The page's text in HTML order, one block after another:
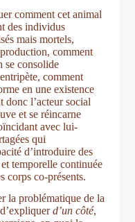
comment cet animal
des individus
mais mortels,
comment
se consolide
comment
en une existence
donc l’acteur social
et se réincarne
avec lui-
qui
d’introduire des
temporelle continuée
corps co-présents.
la problématique de la
d’un côté,